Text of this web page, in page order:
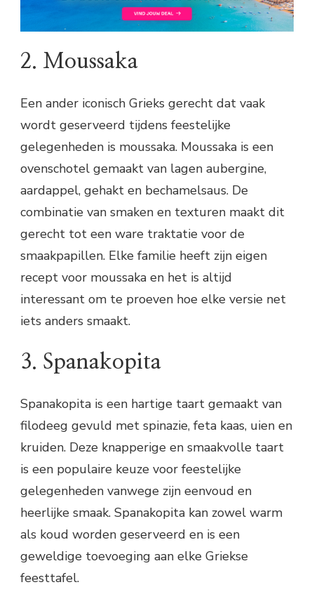
2. Moussaka
Een ander iconisch Grieks gerecht dat vaak
wordt geserveerd tijdens feestelijke
gelegenheden is moussaka. Moussaka is een
ovenschotel gemaakt van lagen aubergine,
aardappel, gehakt en bechamelsaus. De
combinatie van smaken en texturen maakt dit
gerecht tot een ware traktatie voor de
smaakpapillen. Elke familie heeft zijn eigen
recept voor moussaka en het is altijd
interessant om te proeven hoe elke versie net
iets anders smaakt.
3. Spanakopita
Spanakopita is een hartige taart gemaakt van
filodeeg gevuld met spinazie, feta kaas, uien en
kruiden. Deze knapperige en smaakvolle taart
is een populaire keuze voor feestelijke
gelegenheden vanwege zijn eenvoud en
heerlijke smaak. Spanakopita kan zowel warm
als koud worden geserveerd en is een
geweldige toevoeging aan elke Griekse
feesttafel.